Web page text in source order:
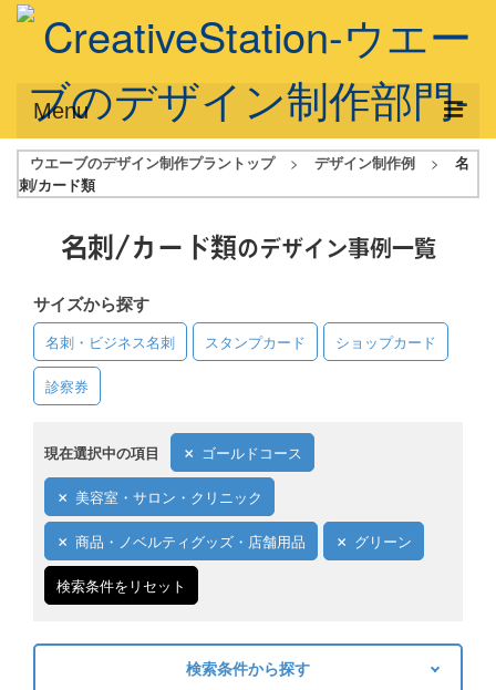
Menu
サービス概要
デザインアシスト
フルデザイン
データ修正
写真からイラスト作成
デザイン制作例
ご利用料金
ご利用ガイド
ご利用の流れ
キャンセルについて
ウエーブのデザイン制作プラントップ > デザイン制作例 >
名
刺/カード類
名刺/カード類のデザイン事例一覧
サイズから探す
名刺・ビジネス名刺 スタンプカード ショップカード
診察券
現在選択中の項目 ゴールドコース
美容室・サロン・クリニック
商品・ノベルティグッズ・店舗用品 グリーン
検索条件をリセット
検索条件から探す